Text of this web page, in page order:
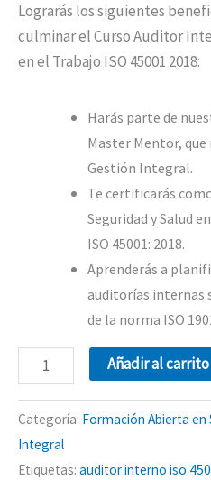
Lograrás los siguientes
culminar el Curso Auditor
en el Trabajo ISO 45001 2018:
Harás parte de
Master Mentor,
Gestión Integral.
Te certificarás
Seguridad y Salud
ISO 45001: 2018.
Aprenderás a
auditorías internas
de la norma ISO
Añadir al carrito
Categoría: Formación Abierta
Integral
Etiquetas: auditor interno iso